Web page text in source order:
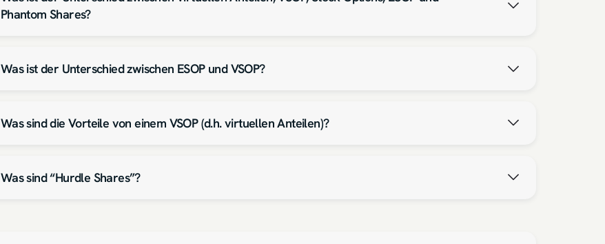
Phantom Shares?
Was ist der Unterschied zwischen ESOP und VSOP?
Was sind die Vorteile von einem VSOP (d.h. virtuellen Anteilen)?
Was sind “Hurdle Shares”?